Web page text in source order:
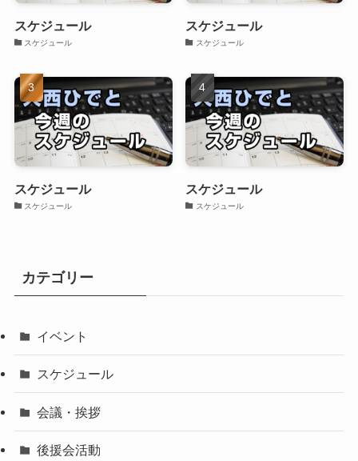
スケジュール
スケジュール
スケジュール
スケジュール
スケジュール
スケジュール
スケジュール
スケジュール
カテゴリー
イベント
スケジュール
会議・挨拶
後援会活動